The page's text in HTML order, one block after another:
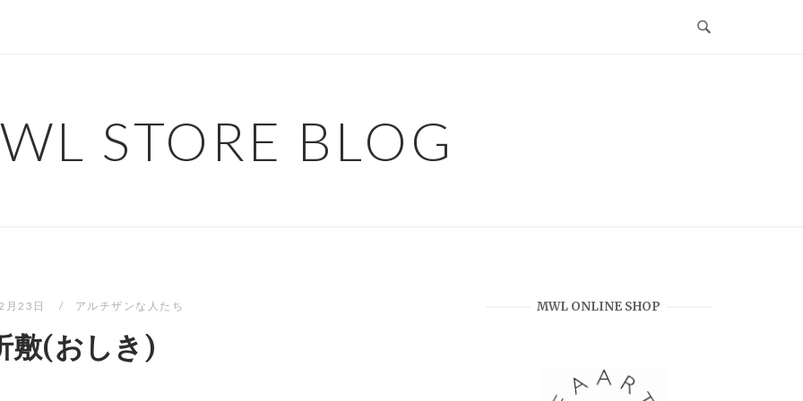
STORE BLOG
月23日 アルチザンな人たち
敷(おしき)
MWL ONLINE SHOP